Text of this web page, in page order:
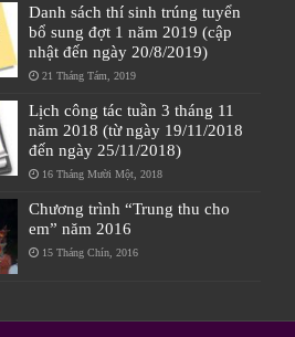
Danh sách thí sinh trúng tuyển
bổ sung đợt 1 năm 2019 (cập
nhật đến ngày 20/8/2019)
21 Tháng Tám, 2019
Lịch công tác tuần 3 tháng 11
năm 2018 (từ ngày 19/11/2018
đến ngày 25/11/2018)
16 Tháng Mười Một, 2018
Chương trình “Trung thu cho
em” năm 2016
15 Tháng Chín, 2016